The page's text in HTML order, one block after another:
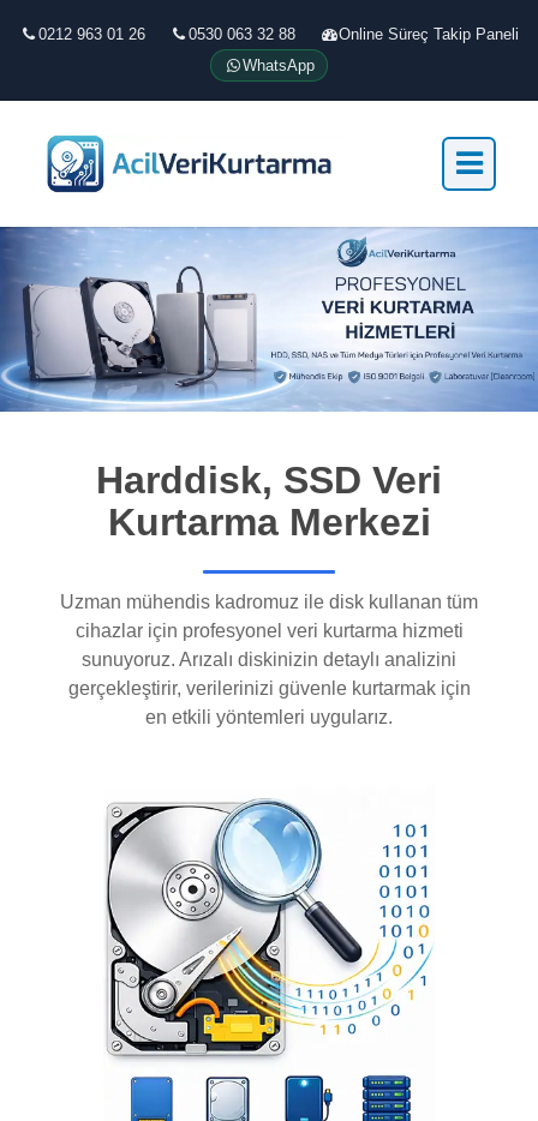
0212 963 01 26 0530 063 32 88
Online Süreç Takip Paneli
WhatsApp
Harddisk, SSD Veri
Kurtarma Merkezi
Uzman mühendis kadromuz ile disk kullanan tüm
cihazlar için profesyonel veri kurtarma hizmeti
sunuyoruz. Arızalı diskinizin detaylı analizini
gerçekleştirir, verilerinizi güvenle kurtarmak için
en etkili yöntemleri uygularız.